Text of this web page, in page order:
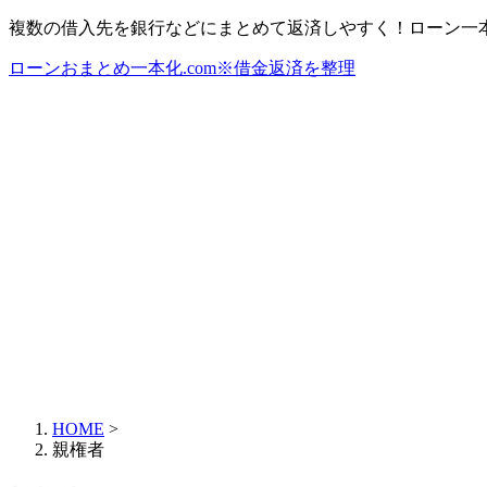
複数の借入先を銀行などにまとめて返済しやすく！ローン一
ローンおまとめ一本化.com※借金返済を整理
HOME >
親権者